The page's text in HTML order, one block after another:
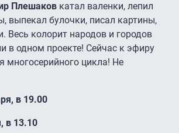
Плешаков катал валенки, лепил
выпекал булочки, писал картины,
Весь колорит народов и городов
в одном проекте! Сейчас к эфиру
многосерийного цикла! Не
в 19.00
в 13.10